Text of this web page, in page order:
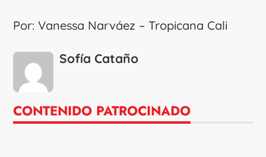
Por: Vanessa Narváez – Tropicana Cali
Sofía Cataño
CONTENIDO PATROCINADO